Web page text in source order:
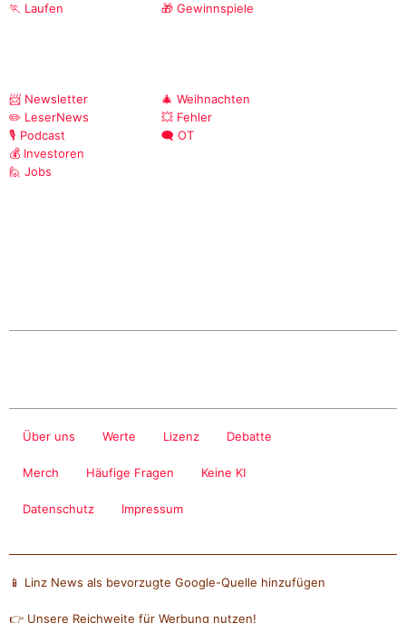
🏃 Laufen
🎁 Gewinnspiele
📨 Newsletter
✏️ LeserNews
🎙️ Podcast
💰 Investoren
🙋 Jobs
🎄 Weihnachten
💥 Fehler
🗨️ OT
Über uns Werte Lizenz Debatte
Merch Häufige Fragen Keine KI
Datenschutz Impressum
📱 Linz News als bevorzugte Google-Quelle hinzufügen
👉 Unsere Reichweite für Werbung nutzen!